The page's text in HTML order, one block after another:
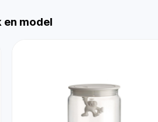
model